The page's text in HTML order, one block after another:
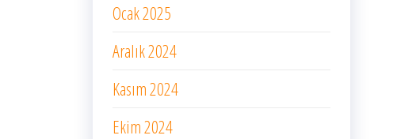
Ocak 2025
Aralık 2024
Kasım 2024
Ekim 2024